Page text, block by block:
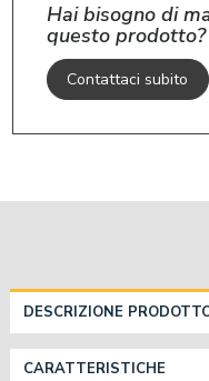
Hai bisogno di
questo prodotto?
Contattaci subito
DESCRIZIONE
CARATTERISTICHE